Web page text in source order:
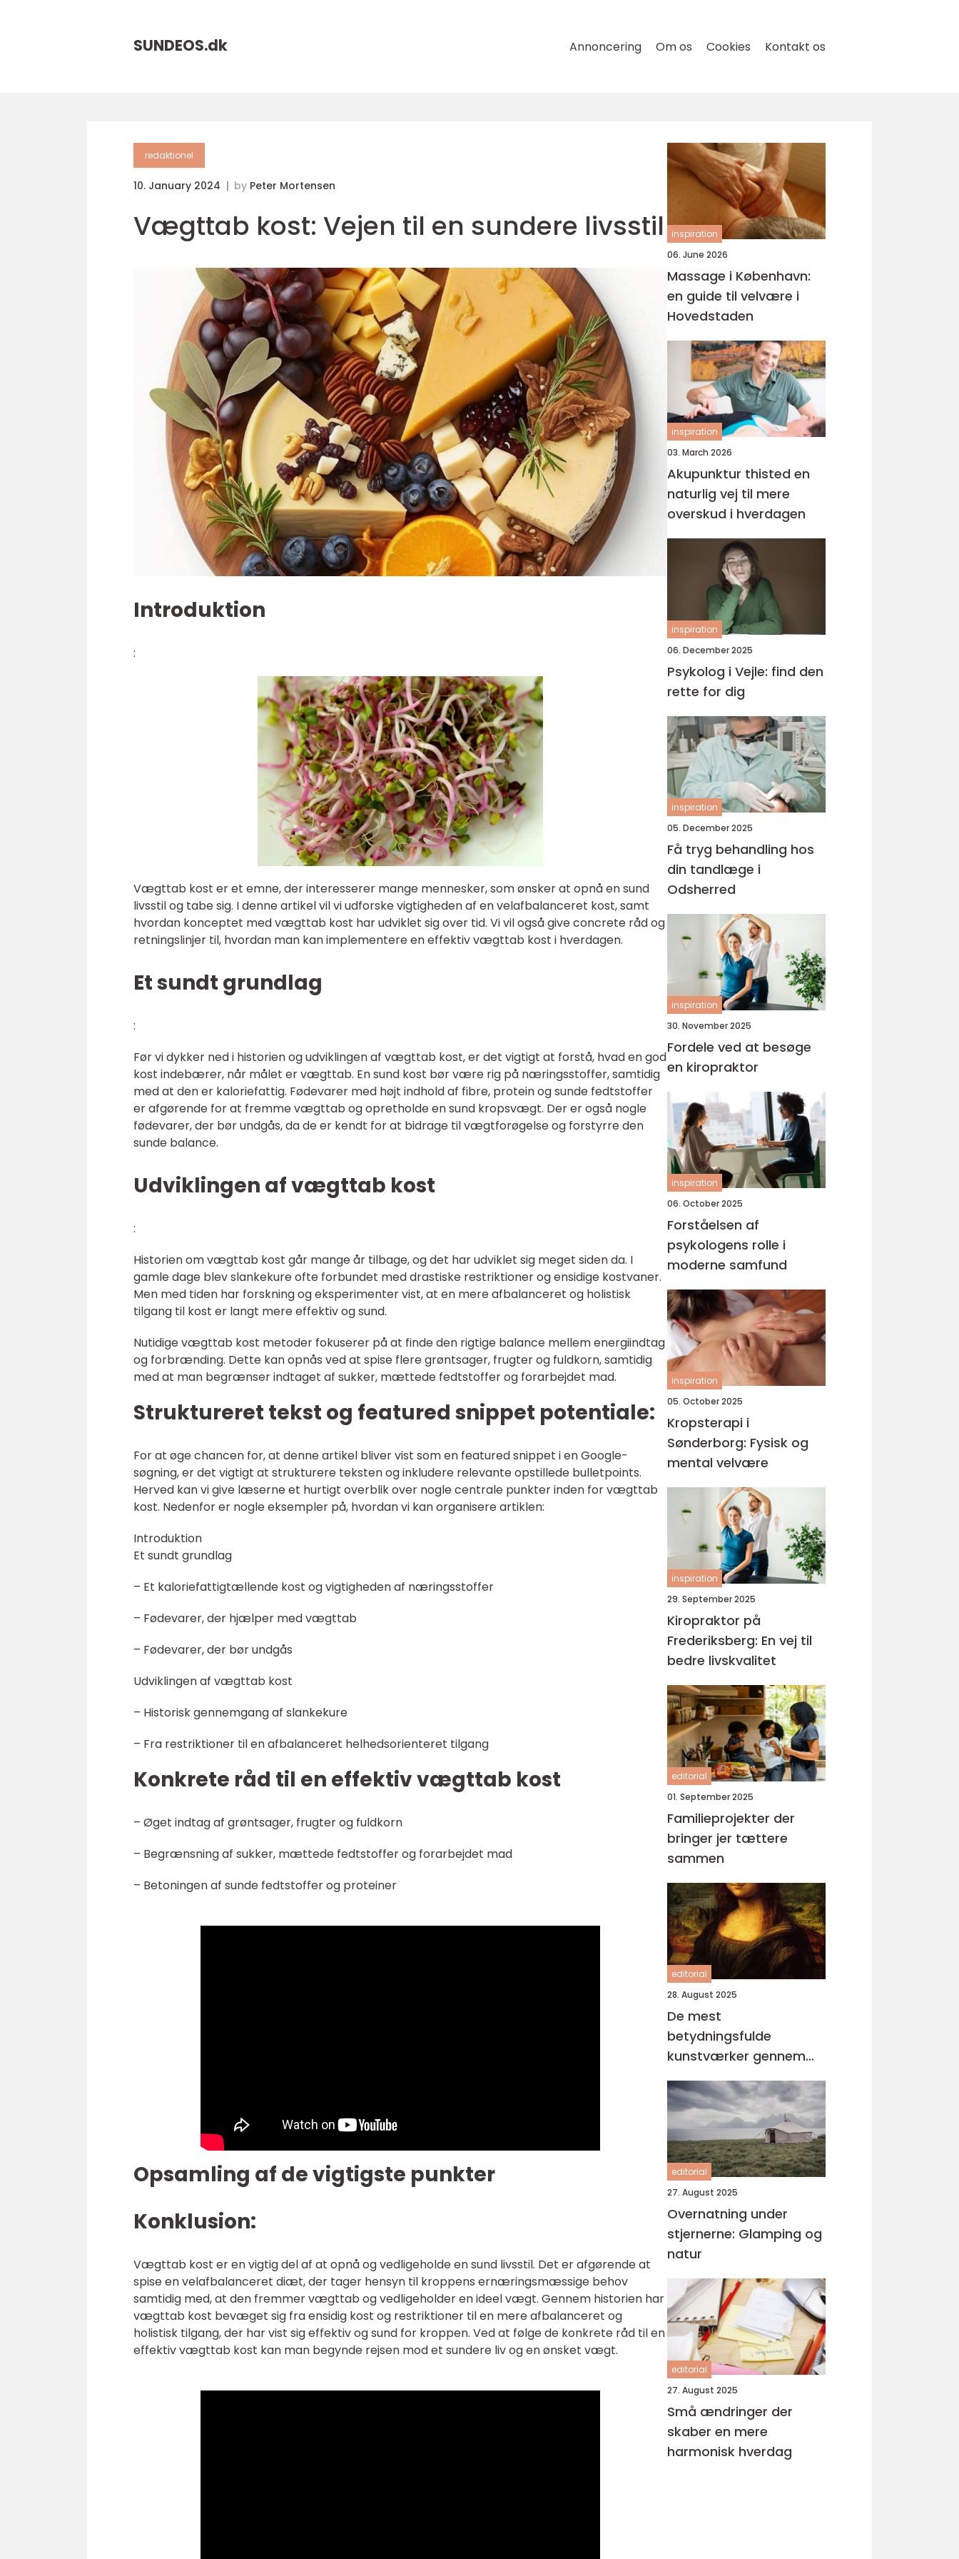
SUNDEOS.dk Annoncering Om os Cookies Kontakt os
redaktionel
10. January 2024 by Peter Mortensen
Vægttab kost: Vejen til en sundere livsstil
Introduktion
:
Vægttab kost er et emne, der interesserer mange mennesker, som ønsker at opnå en sund
livsstil og tabe sig. I denne artikel vil vi udforske vigtigheden af en velafbalanceret kost, samt
hvordan konceptet med vægttab kost har udviklet sig over tid. Vi vil også give concrete råd og
retningslinjer til, hvordan man kan implementere en effektiv vægttab kost i hverdagen.
Et sundt grundlag
:
Før vi dykker ned i historien og udviklingen af vægttab kost, er det vigtigt at forstå, hvad en god
kost indebærer, når målet er vægttab. En sund kost bør være rig på næringsstoffer, samtidig
med at den er kaloriefattig. Fødevarer med højt indhold af fibre, protein og sunde fedtstoffer
er afgørende for at fremme vægttab og opretholde en sund kropsvægt. Der er også nogle
fødevarer, der bør undgås, da de er kendt for at bidrage til vægtforøgelse og forstyrre den
sunde balance.
Udviklingen af vægttab kost
:
Historien om vægttab kost går mange år tilbage, og det har udviklet sig meget siden da. I
gamle dage blev slankekure ofte forbundet med drastiske restriktioner og ensidige kostvaner.
Men med tiden har forskning og eksperimenter vist, at en mere afbalanceret og holistisk
tilgang til kost er langt mere effektiv og sund.
Nutidige vægttab kost metoder fokuserer på at finde den rigtige balance mellem energiindtag
og forbrænding. Dette kan opnås ved at spise flere grøntsager, frugter og fuldkorn, samtidig
med at man begrænser indtaget af sukker, mættede fedtstoffer og forarbejdet mad.
Struktureret tekst og featured snippet potentiale:
For at øge chancen for, at denne artikel bliver vist som en featured snippet i en Google-
søgning, er det vigtigt at strukturere teksten og inkludere relevante opstillede bulletpoints.
Herved kan vi give læserne et hurtigt overblik over nogle centrale punkter inden for vægttab
kost. Nedenfor er nogle eksempler på, hvordan vi kan organisere artiklen:
Introduktion
Et sundt grundlag
– Et kaloriefattigtællende kost og vigtigheden af næringsstoffer
– Fødevarer, der hjælper med vægttab
– Fødevarer, der bør undgås
Udviklingen af vægttab kost
– Historisk gennemgang af slankekure
– Fra restriktioner til en afbalanceret helhedsorienteret tilgang
Konkrete råd til en effektiv vægttab kost
– Øget indtag af grøntsager, frugter og fuldkorn
– Begrænsning af sukker, mættede fedtstoffer og forarbejdet mad
– Betoningen af sunde fedtstoffer og proteiner
Opsamling af de vigtigste punkter
Konklusion:
Vægttab kost er en vigtig del af at opnå og vedligeholde en sund livsstil. Det er afgørende at
spise en velafbalanceret diæt, der tager hensyn til kroppens ernæringsmæssige behov
samtidig med, at den fremmer vægttab og vedligeholder en ideel vægt. Gennem historien har
vægttab kost bevæget sig fra ensidig kost og restriktioner til en mere afbalanceret og
holistisk tilgang, der har vist sig effektiv og sund for kroppen. Ved at følge de konkrete råd til en
effektiv vægttab kost kan man begynde rejsen mod et sundere liv og en ønsket vægt.
inspiration
06. June 2026
Massage i København:
en guide til velvære i
Hovedstaden
inspiration
03. March 2026
Akupunktur thisted en
naturlig vej til mere
overskud i hverdagen
inspiration
06. December 2025
Psykolog i Vejle: find den
rette for dig
inspiration
05. December 2025
Få tryg behandling hos
din tandlæge i
Odsherred
inspiration
30. November 2025
Fordele ved at besøge
en kiropraktor
inspiration
06. October 2025
Forståelsen af
psykologens rolle i
moderne samfund
inspiration
05. October 2025
Kropsterapi i
Sønderborg: Fysisk og
mental velvære
inspiration
29. September 2025
Kiropraktor på
Frederiksberg: En vej til
bedre livskvalitet
editorial
01. September 2025
Familieprojekter der
bringer jer tættere
sammen
editorial
28. August 2025
De mest
betydningsfulde
kunstværker gennem
tiderne
editorial
27. August 2025
Overnatning under
stjernerne: Glamping og
natur
editorial
27. August 2025
Små ændringer der
skaber en mere
harmonisk hverdag